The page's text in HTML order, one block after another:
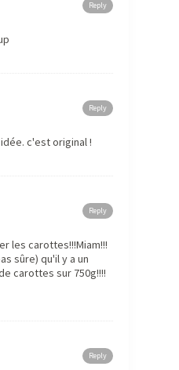
Reply
Reply
c'est original !
Reply
les carottes!!!Miam!!!
sûre) qu'il y a un
carottes sur 750g!!!!
Reply